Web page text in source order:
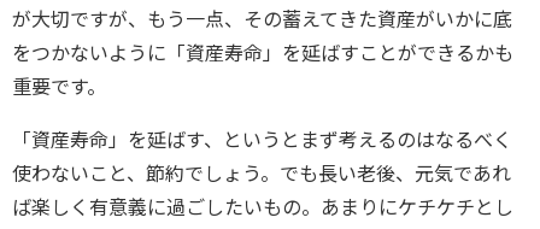
が大切ですが、もう一点、その蓄えてきた資産がいかに底
をつかないように「資産寿命」を延ばすことができるかも
重要です。
「資産寿命」を延ばす、というとまず考えるのはなるべく
使わないこと、節約でしょう。でも長い老後、元気であれ
ば楽しく有意義に過ごしたいもの。あまりにケチケチとし